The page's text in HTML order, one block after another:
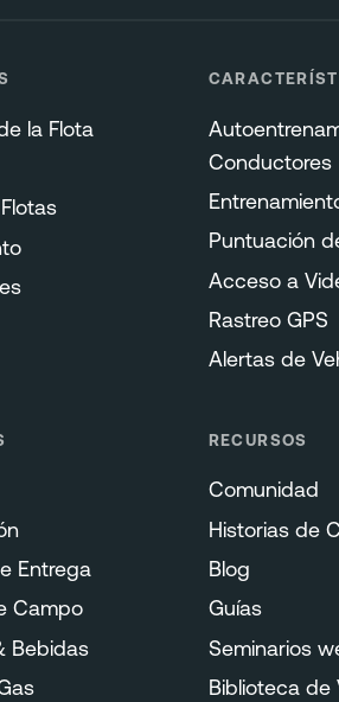
la Flota
Conductores
Puntuación
Acceso a
Rastreo GPS
Alertas de
Entrega
Campo
Bebidas
RECURSOS
Comunidad
Historias de
Blog
Guías
Seminarios
Biblioteca de